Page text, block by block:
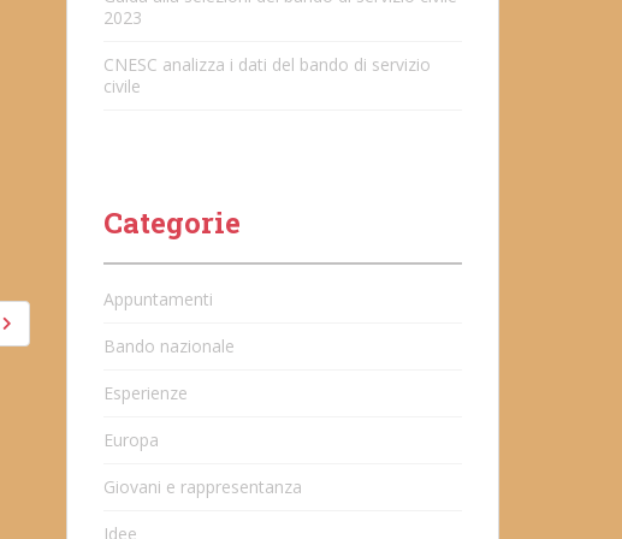
2023
CNESC analizza i dati del bando di servizio
civile
Categorie
Appuntamenti
Bando nazionale
Esperienze
Europa
Giovani e rappresentanza
Idee